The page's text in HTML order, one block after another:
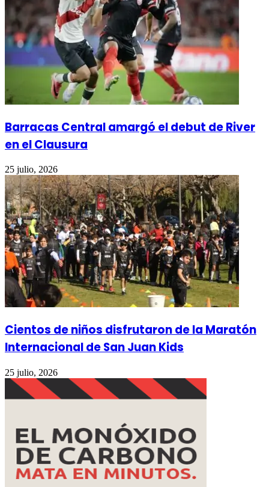
Barracas Central amargó el debut de River
en el Clausura
25 julio, 2026
Cientos de niños disfrutaron de la Maratón
Internacional de San Juan Kids
25 julio, 2026